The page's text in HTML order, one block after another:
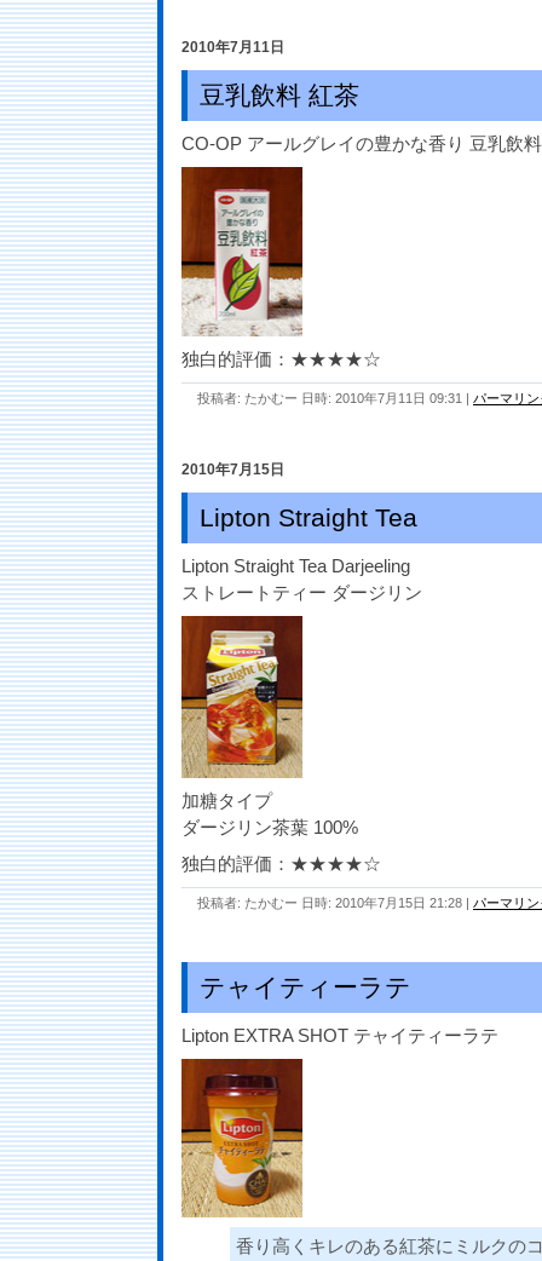
2010年7月11日
豆乳飲料 紅茶
CO-OP アールグレイの豊かな香り 豆乳飲
独白的評価：★★★★☆
投稿者: たかむー 日時: 2010年7月11日 09:31 | パーマリン
2010年7月15日
Lipton Straight Tea
Lipton Straight Tea Darjeeling
ストレートティー ダージリン
加糖タイプ
ダージリン茶葉 100%
独白的評価：★★★★☆
投稿者: たかむー 日時: 2010年7月15日 21:28 | パーマリン
テャイティーラテ
Lipton EXTRA SHOT テャイティーラテ
香り高くキレのある紅茶にミルクの